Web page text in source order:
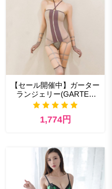
【セール開催中】ガーター
ランジェリー(GARTER
LINGERIE) 470gl ベビー
1,774円